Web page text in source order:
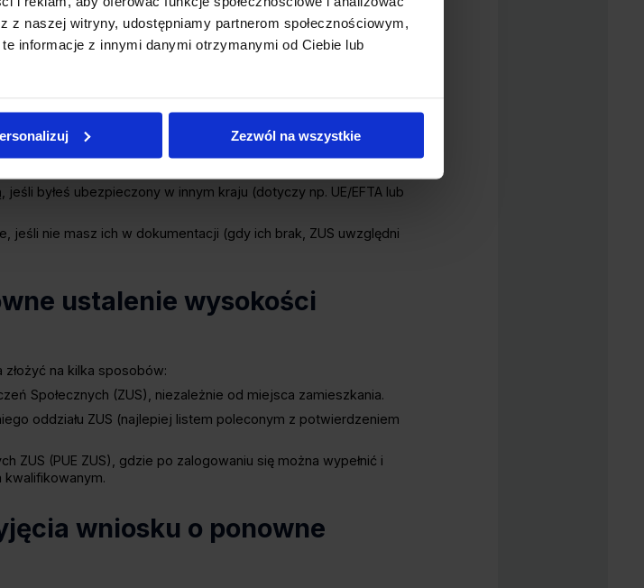
naszej witryny, udostępniamy partnerom społecznościowym,
informacje z innymi danymi otrzymanymi od Ciebie lub
Zezwól na wszystkie
dodatkowe okresy składkowe (np. potwierdzenia zatrudnienia,
uzupełnień, zaświadczenia z archiwów, dokumenty
zawodowych, dokumenty potwierdzające okresy pobierania
pozarolniczej).
sprzed 1999 roku).
byłeś ubezpieczony w innym kraju (dotyczy np. UE/EFTA lub
jeśli nie masz ich w dokumentacji (gdy ich brak, ZUS uwzględni
ustalenie wysokości
na kilka sposobów:
Społecznych (ZUS), niezależnie od miejsca zamieszkania.
oddziału ZUS (najlepiej listem poleconym z potwierdzeniem
ZUS (PUE ZUS), gdzie po zalogowaniu się można wypełnić i
wniosku o ponowne